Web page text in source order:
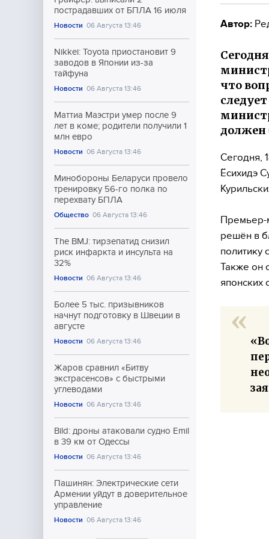
пострадавших от БПЛА 16 июля
Новости 06 Августа 13:46
Nikkei: Toyota приостановит 9
заводов в Японии из-за
тайфуна
Новости 06 Августа 13:46
Маттиа Маэстри умер после 9
лет в коме; родители получили 1
млн евро
Новости 06 Августа 13:46
Минобороны Беларуси провело
тренировку 56-го полка по
перехвату БПЛА
Общество 06 Августа 13:46
The BMJ: тирзепатид снизил
риск инфаркта и инсульта на
32%
Новости 06 Августа 13:46
Более 5 тыс. призывников
начнут подготовку в Швеции в
августе
Новости 06 Августа 13:46
Жаров сравнил «Битву
экстрасенсов» с быстрыми
углеводами
Новости 06 Августа 13:46
Bild: дроны атаковали судно Emil
в 39 км от Одессы
Новости 06 Августа 13:46
Пашинян: Электрические сети
Армении уйдут в доверительное
управление
Новости 06 Августа 13:46
Автор:
что
должен
Сегодня,
Ёсихидэ
Премьер-
решён в
политику
Также он
японских